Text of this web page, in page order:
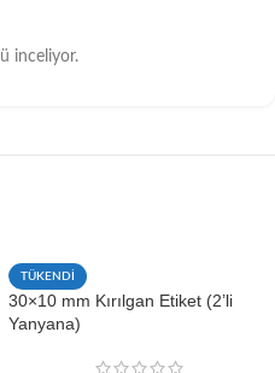
inceliyor.
TÜKENDİ
30×10 mm Kırılgan Etiket (2’li
Yanyana)